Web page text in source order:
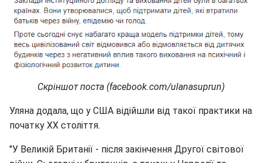
Скріншот поста (facebook.com/ulanasuprun)
Уляна додала, що у США відійшли від такої практики на
початку ХХ століття.
"У Великій Британії - після закінчення Другої світової